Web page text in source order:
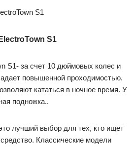
S1
S1- за счет 10 дюймовых колес и
повышенной проходимостью.
кататься в ночное время. У
подножка..
лучший выбор для тех, кто ищет
Классические модели